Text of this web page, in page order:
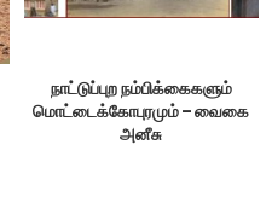
நாட்டுப்புற நம்பிக்கைகளும்
மொட்டைக்கோபுரமும் – வைகை
அனீசு